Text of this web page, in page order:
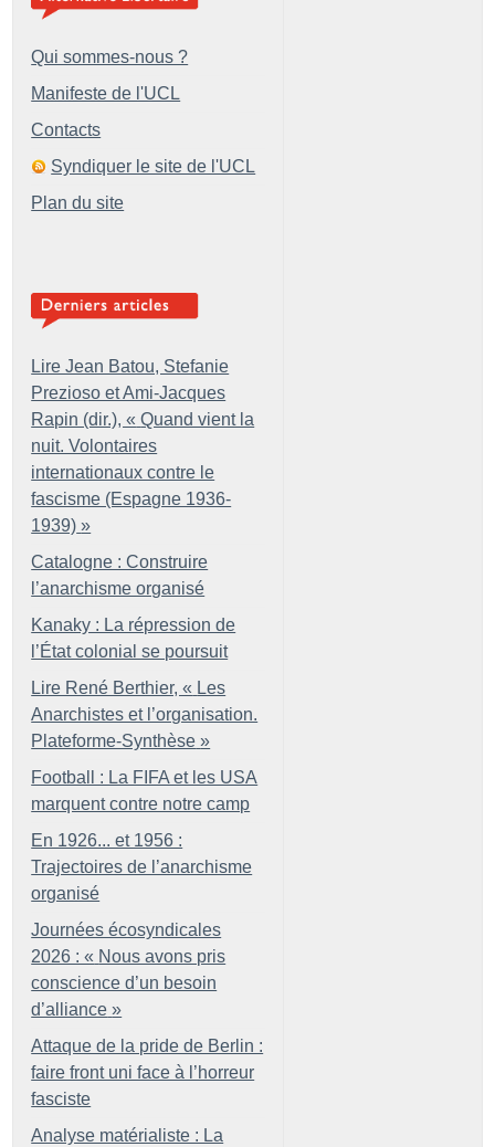
Qui sommes-nous ?
Manifeste de l'UCL
Contacts
Syndiquer le site de l'UCL
Plan du site
Lire Jean Batou, Stefanie
Prezioso et Ami-Jacques
Rapin (dir.), « Quand vient la
nuit. Volontaires
internationaux contre le
fascisme (Espagne 1936-
1939) »
Catalogne : Construire
l’anarchisme organisé
Kanaky : La répression de
l’État colonial se poursuit
Lire René Berthier, « Les
Anarchistes et l’organisation.
Plateforme-Synthèse »
Football : La FIFA et les USA
marquent contre notre camp
En 1926... et 1956 :
Trajectoires de l’anarchisme
organisé
Journées écosyndicales
2026 : « Nous avons pris
conscience d’un besoin
d’alliance »
Attaque de la pride de Berlin :
faire front uni face à l’horreur
fasciste
Analyse matérialiste : La